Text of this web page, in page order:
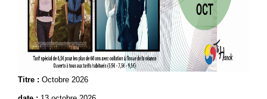
Titre : Octobre 2026